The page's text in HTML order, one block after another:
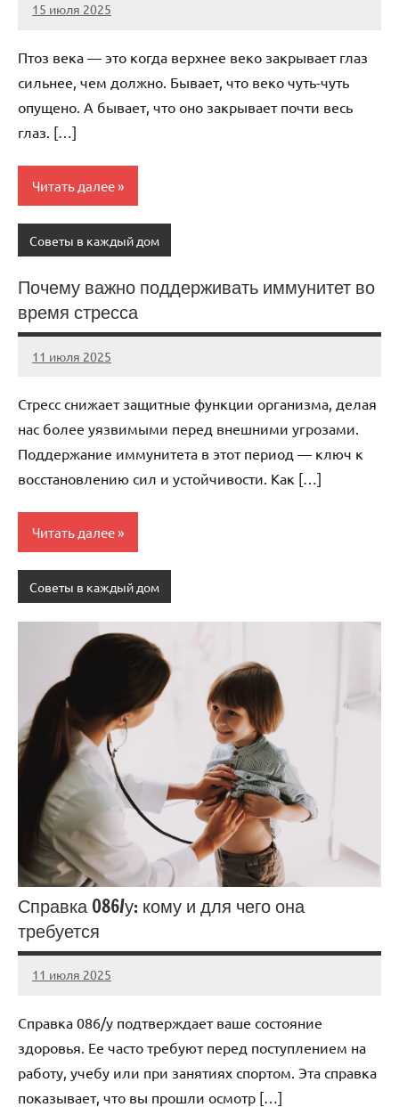
15 июля 2025
Avtor
Нет
Птоз века — это когда верхнее веко закрывает глаз
сильнее, чем должно. Бывает, что веко чуть-чуть
опущено. А бывает, что оно закрывает почти весь
глаз. […]
Читать далее
Советы в каждый дом
Почему важно поддерживать иммунитет во
время стресса
11 июля 2025
Avtor
Нет
Стресс снижает защитные функции организма, делая
нас более уязвимыми перед внешними угрозами.
Поддержание иммунитета в этот период — ключ к
восстановлению сил и устойчивости. Как […]
Читать далее
Советы в каждый дом
Справка 086/у: кому и для чего она
требуется
11 июля 2025
Avtor
Нет
Справка 086/у подтверждает ваше состояние
здоровья. Ее часто требуют перед поступлением на
работу, учебу или при занятиях спортом. Эта справка
показывает, что вы прошли осмотр […]